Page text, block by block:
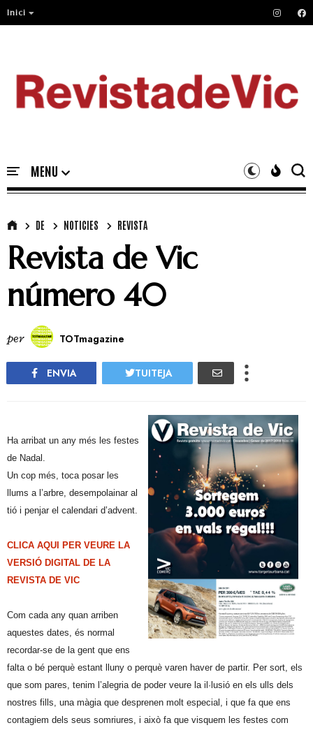
Inici
DE NOTICIES REVISTA
Revista de Vic
número 40
per TOTmagazine
ENVIA TUITEJA
Ha arribat un any més les festes
de Nadal.
Un cop més, toca posar les
llums a l’arbre, desempolainar al
tió i penjar el calendari d’advent.
CLICA AQUI PER VEURE LA
VERSIÓ DIGITAL DE LA
REVISTA DE VIC
Com cada any quan arriben
aquestes dates, és normal
recordar-se de la gent que ens
falta o bé perquè estant lluny o perquè varen haver de partir. Per sort, els
que som pares, tenim l’alegria de poder veure la il·lusió en els ulls dels
nostres fills, una màgia que desprenen molt especial, i que fa que ens
contagiem dels seus somriures, i això fa que visquem les festes com